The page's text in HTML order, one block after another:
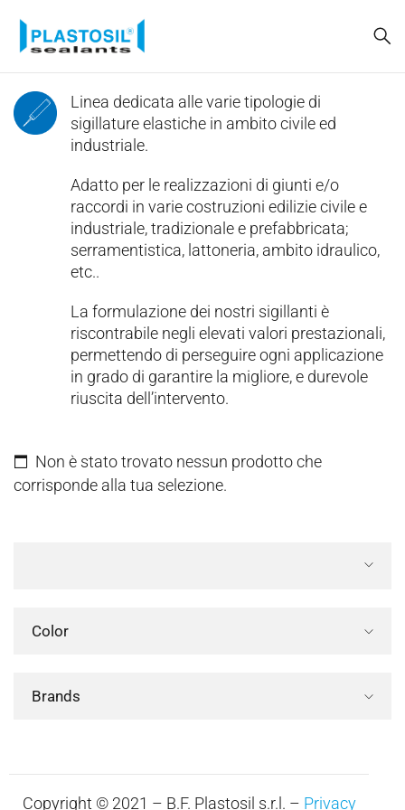
Linea dedicata alle varie tipologie di
sigillature elastiche in ambito civile ed
industriale.
Adatto per le realizzazioni di giunti e/o
raccordi in varie costruzioni edilizie civile e
industriale, tradizionale e prefabbricata;
serramentistica, lattoneria, ambito idraulico,
etc..
La formulazione dei nostri sigillanti è
riscontrabile negli elevati valori prestazionali,
permettendo di perseguire ogni applicazione
in grado di garantire la migliore, e durevole
riuscita dell’intervento.
Non è stato trovato nessun prodotto che
corrisponde alla tua selezione.
Color
Brands
Copyright © 2021 – B.F. Plastosil s.r.l. – Privacy